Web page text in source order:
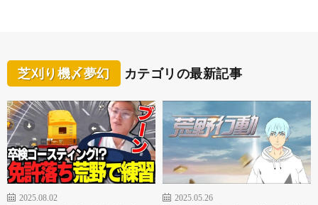
芝刈り機〆夢幻 カテゴリの最新記事
2025.08.02
2025.05.26